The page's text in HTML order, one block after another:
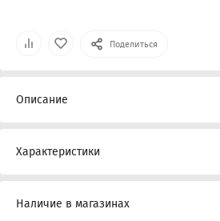
Поделиться
Описание
Характеристики
Наличие в магазинах